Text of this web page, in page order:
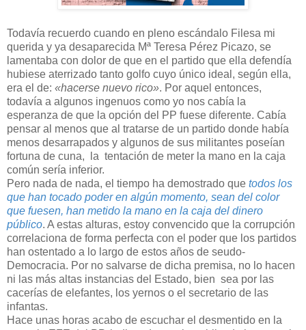
Todavía recuerdo cuando en pleno escándalo Filesa mi
querida y ya desaparecida Mª Teresa Pérez Picazo, se
lamentaba con dolor de que en el partido que ella defendía
hubiese aterrizado tanto golfo cuyo único ideal, según ella,
era el de: «hacerse nuevo rico». Por aquel entonces,
todavía a algunos ingenuos como yo nos cabía la
esperanza de que la opción del PP fuese diferente. Cabía
pensar al menos que al tratarse de un partido donde había
menos desarrapados y algunos de sus militantes poseían
fortuna de cuna, la tentación de meter la mano en la caja
común sería inferior.
Pero nada de nada, el tiempo ha demostrado que todos los
que han tocado poder en algún momento, sean del color
que fuesen, han metido la mano en la caja del dinero
público. A estas alturas, estoy convencido que la corrupción
correlaciona de forma perfecta con el poder que los partidos
han ostentado a lo largo de estos años de seudo-
Democracia. Por no salvarse de dicha premisa, no lo hacen
ni las más altas instancias del Estado, bien sea por las
cacerías de elefantes, los yernos o el secretario de las
infantas.
Hace unas horas acabo de escuchar el desmentido en la